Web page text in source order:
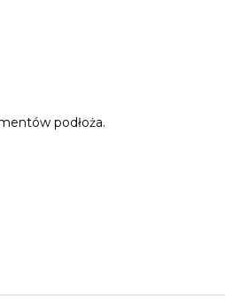
podłoża.